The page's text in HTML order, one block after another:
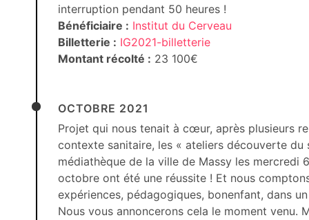
interruption pendant 50 heures !
Bénéficiaire : Institut du Cerveau
Billetterie : IG2021-billetterie
Montant récolté : 23 100€
OCTOBRE 2021
Projet qui nous tenait à cœur, après plusieurs
contexte sanitaire, les « ateliers découverte du
médiathèque de la ville de Massy les mercredi
octobre ont été une réussite ! Et nous
expériences, pédagogiques, bonenfant, dans
Nous vous annoncerons cela le moment venu.